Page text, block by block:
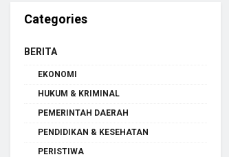
Categories
BERITA
EKONOMI
HUKUM & KRIMINAL
PEMERINTAH DAERAH
PENDIDIKAN & KESEHATAN
PERISTIWA